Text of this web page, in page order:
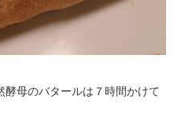
酵母のバタールは７時間かけて